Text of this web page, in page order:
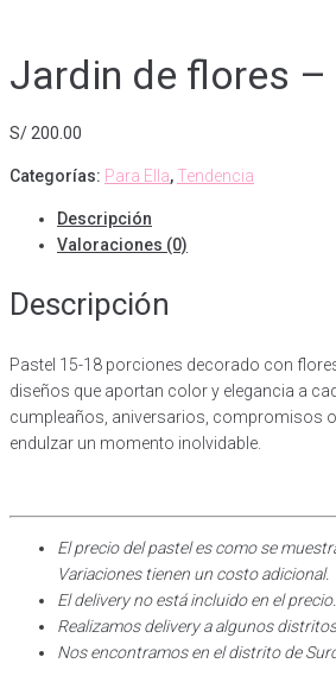
Jardin de flores –
S/ 200.00
Categorías: Para Ella, Tendencia
Descripción
Valoraciones (0)
Descripción
Pastel 15-18 porciones decorado con
diseños que aportan color y elegancia a
cumpleaños, aniversarios, compromisos
endulzar un momento inolvidable.
El precio del pastel es como se
Variaciones tienen un costo adicional.
El delivery no está incluido en el precio.
Realizamos delivery a algunos
Nos encontramos en el distrito de